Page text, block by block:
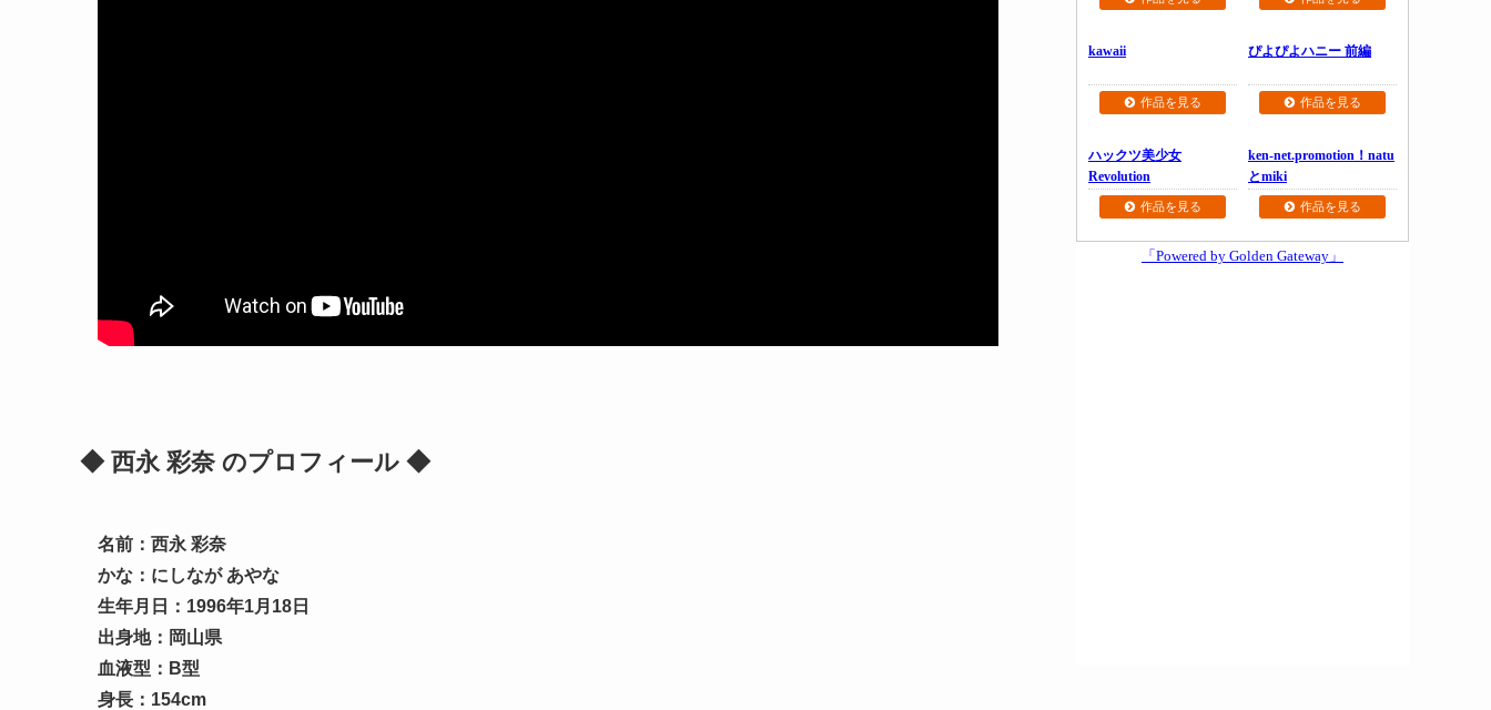
◆ 西永 彩奈 のプロフィール ◆
名前：西永 彩奈
かな：にしなが あやな
生年月日：1996年1月18日
出身地：岡山県
血液型：B型
身長：154cm